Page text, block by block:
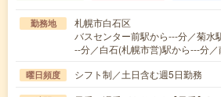
勤務地
札幌市白石区
バスセンター前駅から---分／菊水
--分／白石(札幌市営)駅から---分
曜日頻度 シフト制／土日含む週5日勤務